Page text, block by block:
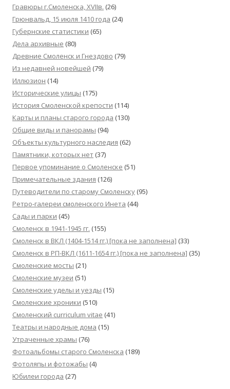
Гравюры г.Смоленска, XVIIв. (26)
Грюнвальд, 15 июля 1410 года (24)
Губернские статистики (65)
Дела архивные (80)
Древние Смоленск и Гнездово (79)
Из недавней новейшей (79)
Иллюзион (14)
Исторические улицы (175)
История Смоленской крепости (114)
Карты и планы старого города (130)
Общие виды и панорамы (94)
Объекты культурного наследия (62)
Памятники, которых нет (37)
Первое упоминание о Смоленске (51)
Примечательные здания (126)
Путеводители по старому Смоленску (95)
Ретро-галереи смоленского Инета (44)
Сады и парки (45)
Смоленск в 1941-1945 гг. (155)
Смоленск в ВКЛ (1404-1514 гг.) [пока не заполнена] (33)
Смоленск в РП-ВКЛ (1611-1654 гг.) [пока не заполнена] (35)
Смоленские мосты (21)
Смоленские музеи (51)
Смоленские уделы и уезды (15)
Смоленские хроники (510)
Смоленский сurriculum vitae (41)
Театры и народные дома (15)
Утраченные храмы (76)
Фотоальбомы старого Смоленска (189)
Фотоляпы и фотожабы (4)
Юбилеи города (27)